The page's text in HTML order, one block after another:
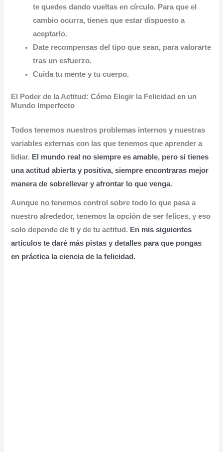
te quedes dando vueltas en círculo. Para que el
cambio ocurra, tienes que estar dispuesto a
aceptarlo.
Date recompensas del tipo que sean, para valorarte
tras un esfuerzo.
Cuida tu mente y tu cuerpo.
El Poder de la Actitud: Cómo Elegir la Felicidad en un
Mundo Imperfecto
Todos tenemos nuestros problemas internos y nuestras
variables externas con las que tenemos que aprender a
lidiar. El mundo real no siempre es amable, pero si tienes
una actitud abierta y positiva, siempre encontraras mejor
manera de sobrellevar y afrontar lo que venga.
Aunque no tenemos control sobre todo lo que pasa a
nuestro alrededor, tenemos la opción de ser felices, y eso
solo depende de ti y de tu actitud. En mis siguientes
artículos te daré más pistas ydetalles para que pongas
en práctica la ciencia de la felicidad.